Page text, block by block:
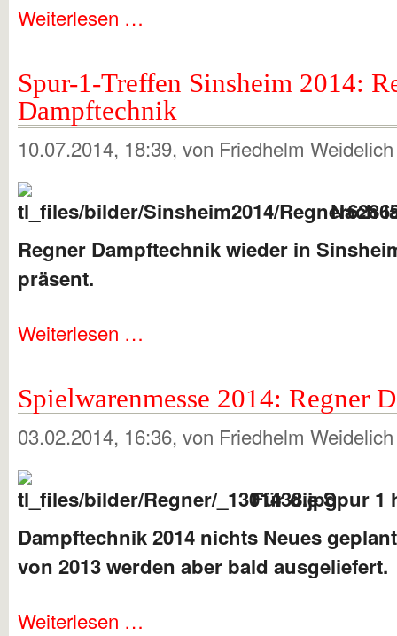
Weiterlesen …
Spur-1-Treffen Sinsheim 2014:
Dampftechnik
10.07.2014, 18:39, von Friedhelm
Nach
Regner Dampftechnik wieder in
präsent.
Weiterlesen …
Spielwarenmesse 2014: Regner
03.02.2014, 16:36, von Friedhelm
Für die Spur 1
Dampftechnik 2014 nichts Neues
von 2013 werden aber bald ausgeliefert.
Weiterlesen …